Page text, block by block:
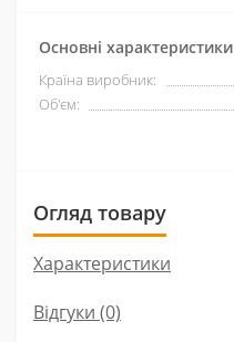
Основні характеристики
Країна виробник:
Об'єм:
Огляд товару
Характеристики
Відгуки (0)